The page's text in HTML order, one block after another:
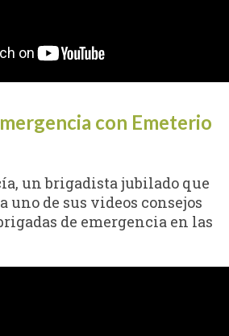
con Emeterio
un brigadista jubilado que
uno de sus videos consejos
de emergencia en las